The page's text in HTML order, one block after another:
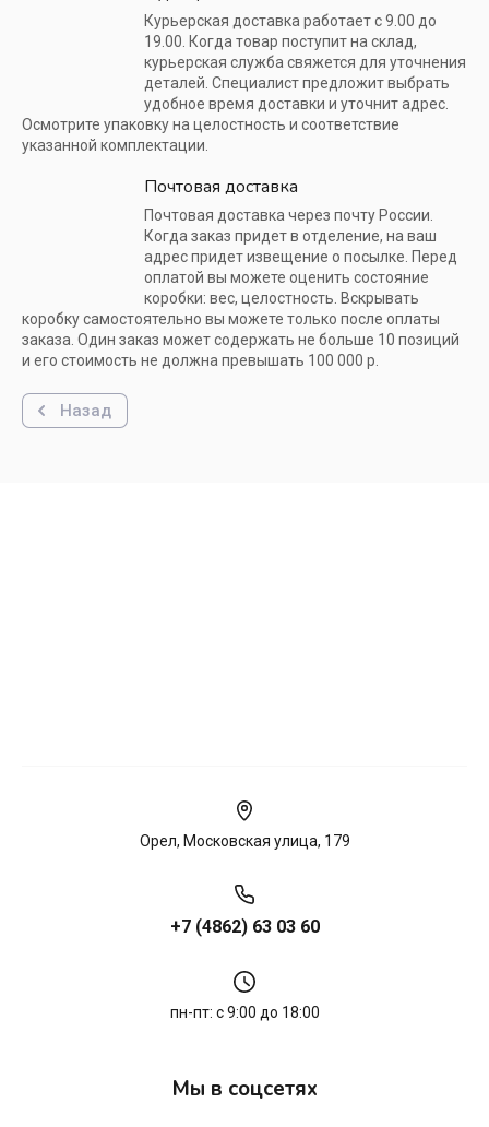
Курьерская доставка работает с 9.00 до
19.00. Когда товар поступит на склад,
курьерская служба свяжется для уточнения
деталей. Специалист предложит выбрать
удобное время доставки и уточнит адрес.
Осмотрите упаковку на целостность и соответствие
указанной комплектации.
Почтовая доставка
Почтовая доставка через почту России.
Когда заказ придет в отделение, на ваш
адрес придет извещение о посылке. Перед
оплатой вы можете оценить состояние
коробки: вес, целостность. Вскрывать
коробку самостоятельно вы можете только после оплаты
заказа. Один заказ может содержать не больше 10 позиций
и его стоимость не должна превышать 100 000 р.
Назад
Орел, Московская улица, 179
+7 (4862) 63 03 60
пн-пт: с 9:00 до 18:00
Мы в соцсетях